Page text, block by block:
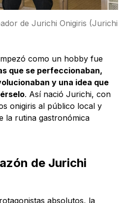
de Jurichi Onigiris (Jurichi
como un hobby fue
que se perfeccionaban,
y una idea que
. Así nació Jurichi, con
onigiris al público local y
la rutina gastronómica
de Jurichi
absolutos, la